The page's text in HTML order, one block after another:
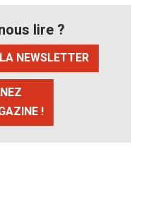
lire ?
NEWSLETTER
!